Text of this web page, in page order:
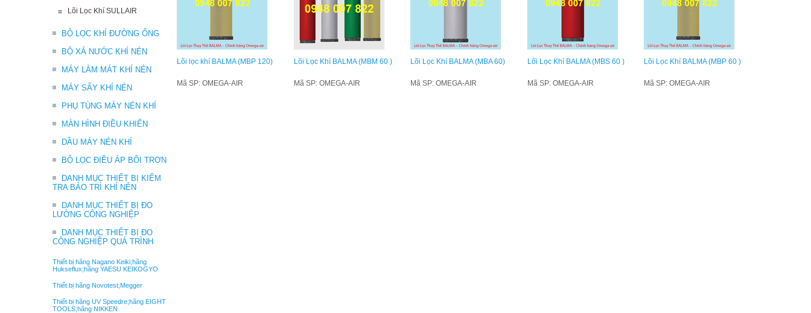
Lõi Lọc Khí SULLAIR
BỘ LỌC KHÍ ĐƯỜNG ỐNG
BỘ XẢ NƯỚC KHÍ NÉN
MÁY LÀM MÁT KHÍ NÉN
MÁY SẤY KHÍ NÉN
PHỤ TÙNG MÁY NÉN KHÍ
MÀN HÌNH ĐIỀU KHIỂN
DẦU MÁY NÉN KHÍ
BỘ LỌC ĐIỀU ÁP BÔI TRƠN
DANH MỤC THIẾT BỊ KIỂM
TRA BẢO TRÌ KHÍ NÉN
DANH MỤC THIẾT BỊ ĐO
LƯỜNG CÔNG NGHIỆP
DANH MỤC THIẾT BỊ ĐO
CÔNG NGHIỆP QUÁ TRÌNH
Thiết bị hãng Nagano Keiki;hãng
Hukseflux;hãng YAESU KEIKOGYO
Thiết bị hãng Novotest;Megger
Thiết bị hãng UV Speedre;hãng EIGHT
TOOLS;hãng NIKKEN
Lõi lọc khí BALMA (MBP 120)
Mã SP: OMEGA-AIR
Lõi Lọc Khí BALMA (MBM 60 )
Mã SP: OMEGA-AIR
Lõi Lọc Khí BALMA (MBA 60)
Mã SP: OMEGA-AIR
Lõi Lọc Khí BALMA (MBS 60 )
Mã SP: OMEGA-AIR
Lõi Lọc Khí BALMA (MBP 60 )
Mã SP: OMEGA-AIR